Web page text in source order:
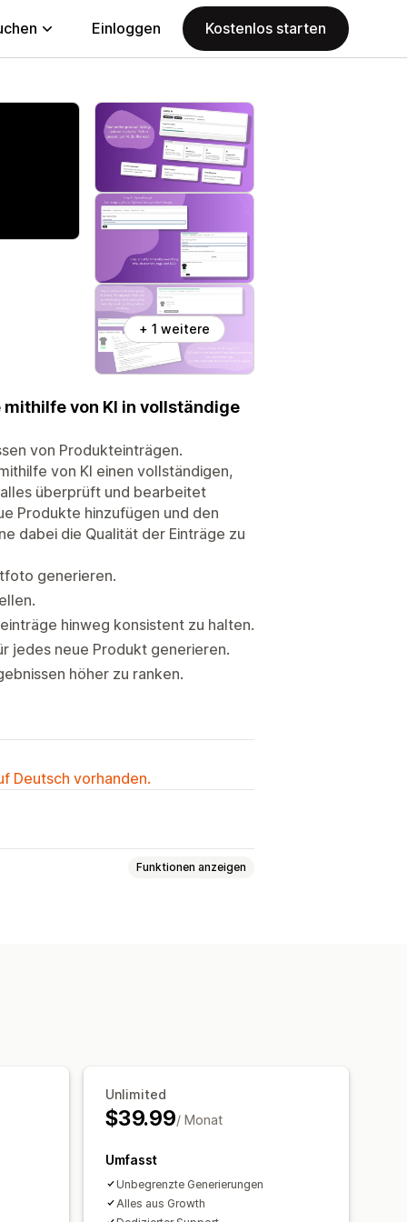
Einloggen Kostenlos starten
+ 1 weitere
von KI in vollständige
von Produkteinträgen.
von KI einen vollständigen,
überprüft und bearbeitet
Produkte hinzufügen und den
dabei die Qualität der Einträge zu
generieren.
hinweg konsistent zu halten.
jedes neue Produkt generieren.
höher zu ranken.
Deutsch vorhanden.
Funktionen anzeigen
Unlimited
$39.99/ Monat
Umfasst
Unbegrenzte Generierungen
Alles aus Growth